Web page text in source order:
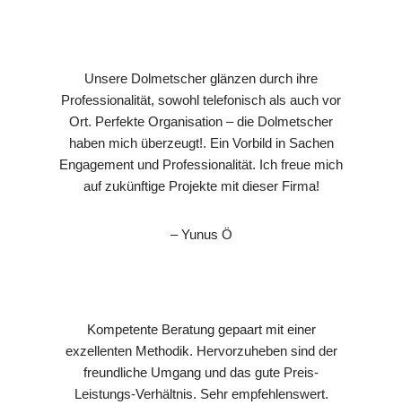
Unsere Dolmetscher glänzen durch ihre
Professionalität, sowohl telefonisch als auch vor
Ort. Perfekte Organisation – die Dolmetscher
haben mich überzeugt!. Ein Vorbild in Sachen
Engagement und Professionalität. Ich freue mich
auf zukünftige Projekte mit dieser Firma!
– Yunus Ö
Kompetente Beratung gepaart mit einer
exzellenten Methodik. Hervorzuheben sind der
freundliche Umgang und das gute Preis-
Leistungs-Verhältnis. Sehr empfehlenswert.